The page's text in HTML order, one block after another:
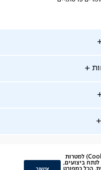
Instagram
האתר עושה שימוש בקובצי עוגיות (Cookies) למטרות
לנתח ביצועים,